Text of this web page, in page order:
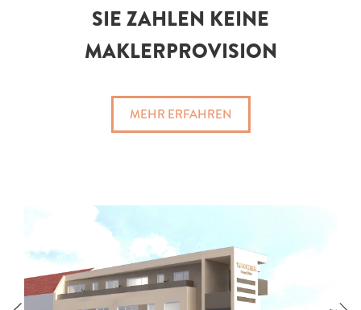
SIE ZAHLEN KEINE
MAKLERPROVISION
MEHR ERFAHREN